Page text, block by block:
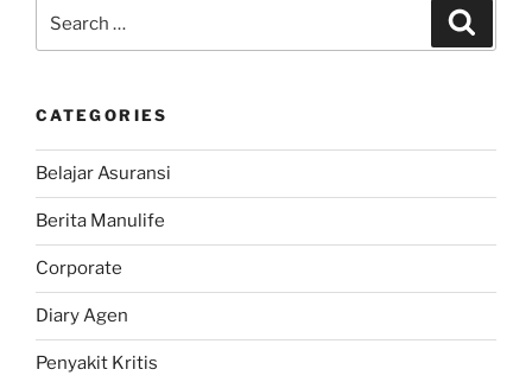
for:
CATEGORIES
Belajar Asuransi
Berita Manulife
Corporate
Diary Agen
Penyakit Kritis